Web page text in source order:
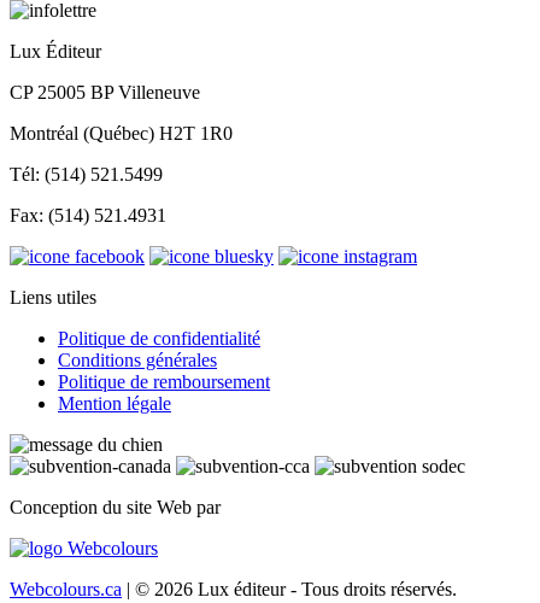
Lux Éditeur
CP 25005 BP Villeneuve
Montréal (Québec) H2T 1R0
Tél: (514) 521.5499
Fax: (514) 521.4931
Liens utiles
Politique de confidentialité
Conditions générales
Politique de remboursement
Mention légale
Conception du site Web par
Webcolours.ca | © 2026 Lux éditeur - Tous droits réservés.